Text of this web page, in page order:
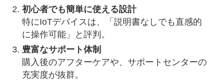
初心者でも簡単に使える設計
特にIoTデバイスは、「説明書なしでも直感的
に操作可能」と評判。
豊富なサポート体制
購入後のアフターケアや、サポートセンターの
充実度が抜群。